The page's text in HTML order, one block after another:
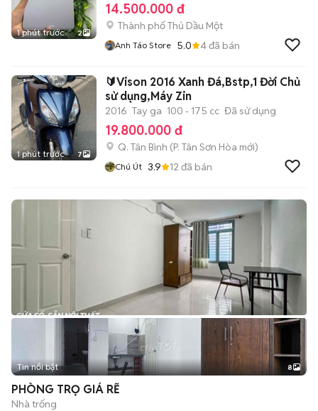
1 phút trước 2
14.500.000 đ
Thành phố Thủ Dầu Một
Anh Táo Store 5.0 4đã bán
1 phút trước 7
🔰Vison 2016 Xanh Đá,Bstp,1 Đời Chủ
sử dụng,Máy Zin
2016 Tay ga 100 - 175 cc Đã sử dụng
19.800.000 đ
Q. Tân Bình (P. Tân Sơn Hòa mới)
Chú Út 3.9 12 đã bán
+2
Tin nổi bật 8
PHÒNG TRỌ GIÁ RẼ
Nhà trống